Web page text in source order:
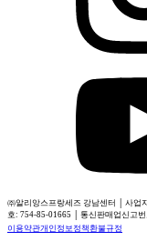
㈜알리앙스프랑세즈 강남센터 │ 사업
호: 754-85-01665 │ 통신판매업신고
이용약관개인정보정책환불규정